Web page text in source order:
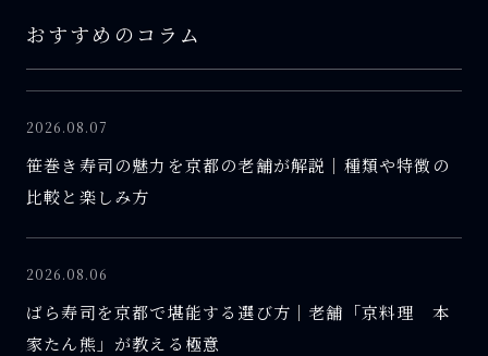
おすすめのコラム
2026.08.07
笹巻き寿司の魅力を京都の老舗が解説｜種類や特徴の
比較と楽しみ方
2026.08.06
ばら寿司を京都で堪能する選び方｜老舗「京料理 本
家たん熊」が教える極意